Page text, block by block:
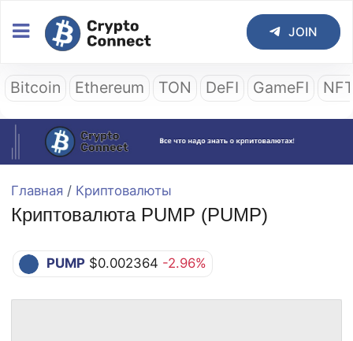
JOIN
Bitcoin Ethereum TON DeFI GameFI
Главная / Криптовалюты
Криптовалюта PUMP (PUMP)
PUMP $0.002364 -2.96%